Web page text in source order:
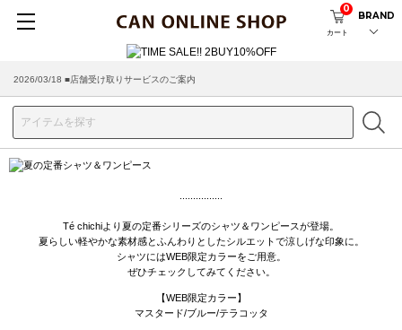
カート
0
BRAND
2026/03/18 ■店舗受け取りサービスのご案内
Té chichiより夏の定番シリーズのシャツ＆ワンピースが登場。
夏らしい軽やかな素材感とふんわりとしたシルエットで涼しげな印象に。
シャツにはWEB限定カラーをご用意。
ぜひチェックしてみてください。
【WEB限定カラー】
マスタード/ブルー/テラコッタ